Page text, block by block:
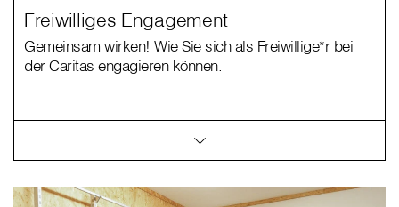
Freiwilliges Engagement
Gemeinsam wirken! Wie Sie sich als Freiwillige*r bei
der Caritas engagieren können.